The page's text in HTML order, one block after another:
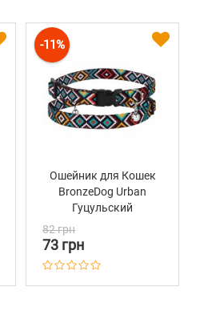
-11%
Ошейник для Кошек
BronzeDog Urban
Гуцульский
Пластиковой
Колокольчиком
Ментол
82 грн
73 грн